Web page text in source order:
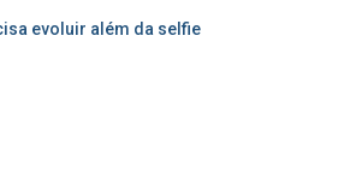
evoluir além da selfie